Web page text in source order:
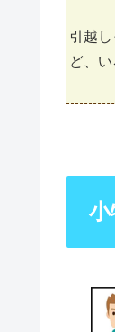
引越
ど、